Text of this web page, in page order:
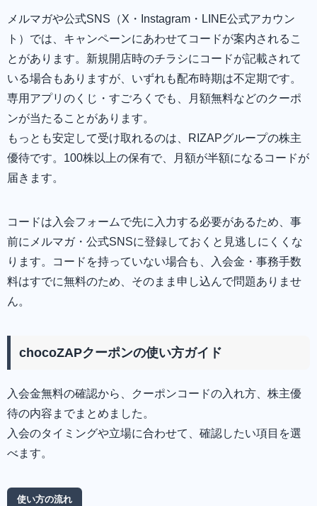
メルマガや公式SNS（X・Instagram・LINE公式アカウン
ト）では、キャンペーンにあわせてコードが案内されるこ
とがあります。新規開店時のチラシにコードが記載されて
いる場合もありますが、いずれも配布時期は不定期です。
専用アプリのくじ・すごろくでも、月額無料などのクーポ
ンが当たることがあります。
もっとも安定して受け取れるのは、RIZAPグループの株主
優待です。100株以上の保有で、月額が半額になるコードが
届きます。
コードは入会フォームで先に入力する必要があるため、事
前にメルマガ・公式SNSに登録しておくと見逃しにくくな
ります。コードを持っていない場合も、入会金・事務手数
料はすでに無料のため、そのまま申し込んで問題ありませ
ん。
chocoZAPクーポンの使い方ガイド
入会金無料の確認から、クーポンコードの入れ方、株主優
待の内容までまとめました。
入会のタイミングや立場に合わせて、確認したい項目を選
べます。
使い方の流れ